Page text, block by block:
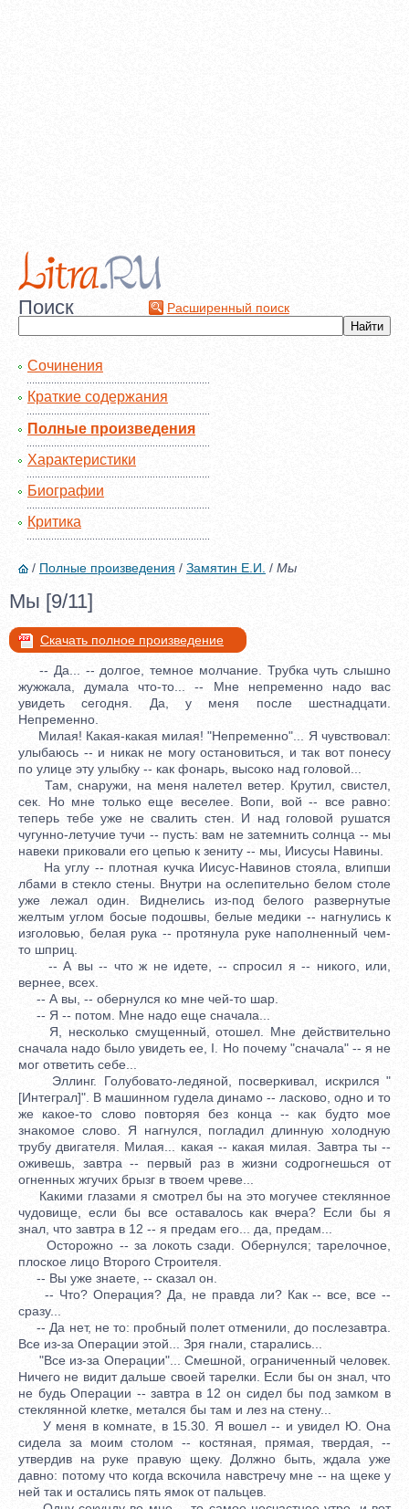
Поиск Расширенный поиск
Сочинения
Краткие содержания
Полные произведения
Характеристики
Биографии
Критика
/ Полные произведения / Замятин Е.И. / Мы
Мы [9/11]
Скачать полное произведение
-- Да... -- долгое, темное молчание. Трубка чуть слышно
жужжала, думала что-то... -- Мне непременно надо вас
увидеть сегодня. Да, у меня после шестнадцати.
Непременно.
Милая! Какая-какая милая! "Непременно"... Я чувствовал:
улыбаюсь -- и никак не могу остановиться, и так вот понесу
по улице эту улыбку -- как фонарь, высоко над головой...
Там, снаружи, на меня налетел ветер. Крутил, свистел,
сек. Но мне только еще веселее. Вопи, вой -- все равно:
теперь тебе уже не свалить стен. И над головой рушатся
чугунно-летучие тучи -- пусть: вам не затемнить солнца -- мы
навеки приковали его цепью к зениту -- мы, Иисусы Навины.
На углу -- плотная кучка Иисус-Навинов стояла, влипши
лбами в стекло стены. Внутри на ослепительно белом столе
уже лежал один. Виднелись из-под белого развернутые
желтым углом босые подошвы, белые медики -- нагнулись к
изголовью, белая рука -- протянула руке наполненный чем-
то шприц.
-- А вы -- что ж не идете, -- спросил я -- никого, или,
вернее, всех.
-- А вы, -- обернулся ко мне чей-то шар.
-- Я -- потом. Мне надо еще сначала...
Я, несколько смущенный, отошел. Мне действительно
сначала надо было увидеть ее, I. Но почему "сначала" -- я не
мог ответить себе...
Эллинг. Голубовато-ледяной, посверкивал, искрился "
[Интеграл]". В машинном гудела динамо -- ласково, одно и то
же какое-то слово повторяя без конца -- как будто мое
знакомое слово. Я нагнулся, погладил длинную холодную
трубу двигателя. Милая... какая -- какая милая. Завтра ты --
оживешь, завтра -- первый раз в жизни содрогнешься от
огненных жгучих брызг в твоем чреве...
Какими глазами я смотрел бы на это могучее стеклянное
чудовище, если бы все оставалось как вчера? Если бы я
знал, что завтра в 12 -- я предам его... да, предам...
Осторожно -- за локоть сзади. Обернулся; тарелочное,
плоское лицо Второго Строителя.
-- Вы уже знаете, -- сказал он.
-- Что? Операция? Да, не правда ли? Как -- все, все --
сразу...
-- Да нет, не то: пробный полет отменили, до послезавтра.
Все из-за Операции этой... Зря гнали, старались...
"Все из-за Операции"... Смешной, ограниченный человек.
Ничего не видит дальше своей тарелки. Если бы он знал, что
не будь Операции -- завтра в 12 он сидел бы под замком в
стеклянной клетке, метался бы там и лез на стену...
У меня в комнате, в 15.30. Я вошел -- и увидел Ю. Она
сидела за моим столом -- костяная, прямая, твердая, --
утвердив на руке правую щеку. Должно быть, ждала уже
давно: потому что когда вскочила навстречу мне -- на щеке у
ней так и остались пять ямок от пальцев.